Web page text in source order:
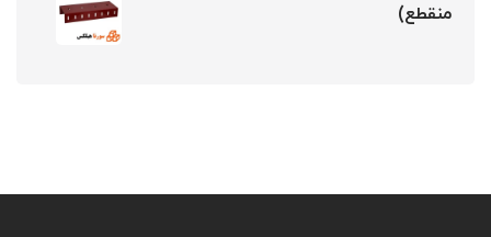
منقطع)